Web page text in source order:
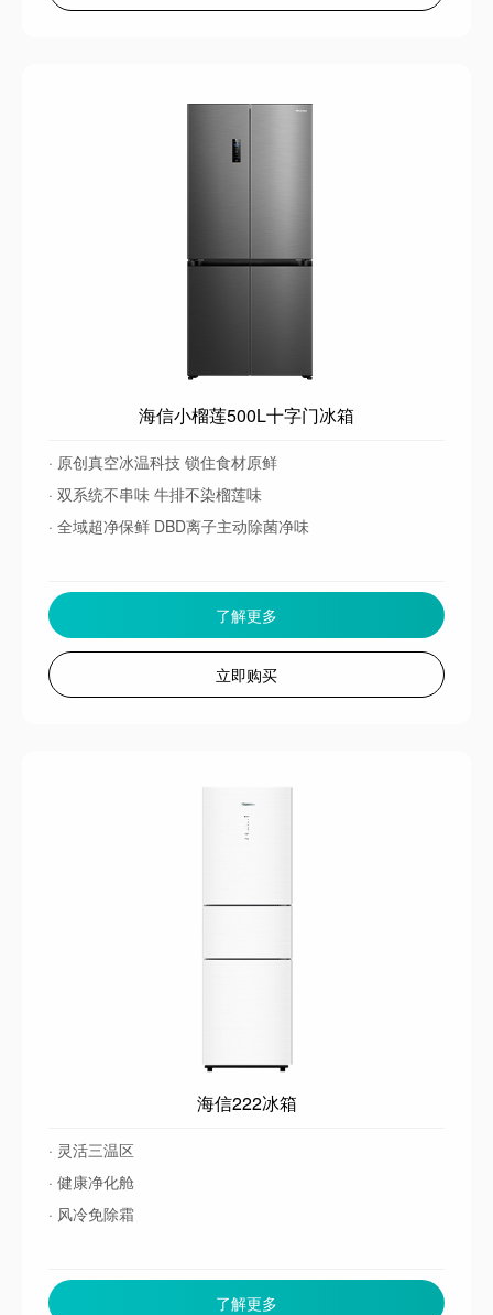
海信小榴莲500L十字门冰箱
· 原创真空冰温科技 锁住食材原鲜
· 双系统不串味 牛排不染榴莲味
· 全域超净保鲜 DBD离子主动除菌净味
了解更多
立即购买
海信222冰箱
· 灵活三温区
· 健康净化舱
· 风冷免除霜
了解更多